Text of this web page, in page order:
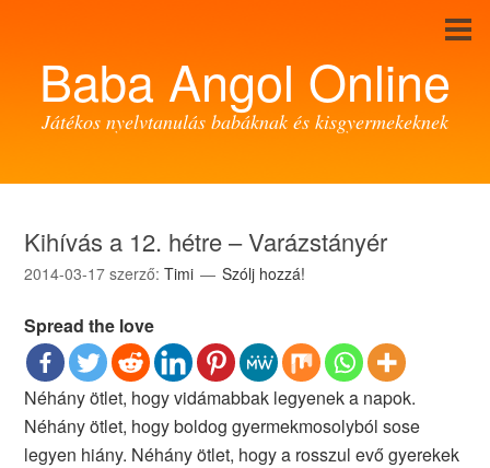
Baba Angol Online
Játékos nyelvtanulás babáknak és kisgyermekeknek
Kihívás a 12. hétre – Varázstányér
2014-03-17 szerző:Timi Szólj hozzá!
Spread the love
Néhány ötlet, hogy vidámabbak legyenek a napok.
Néhány ötlet, hogy boldog gyermekmosolyból sose
legyen hiány. Néhány ötlet, hogy a rosszul evő gyerekek